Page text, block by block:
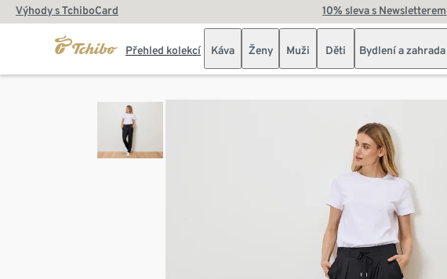
Výhody s TchiboCard 10% sleva s Newsletterem
Přehled kolekcí Káva Ženy Muži Děti Bydlení a zahrada